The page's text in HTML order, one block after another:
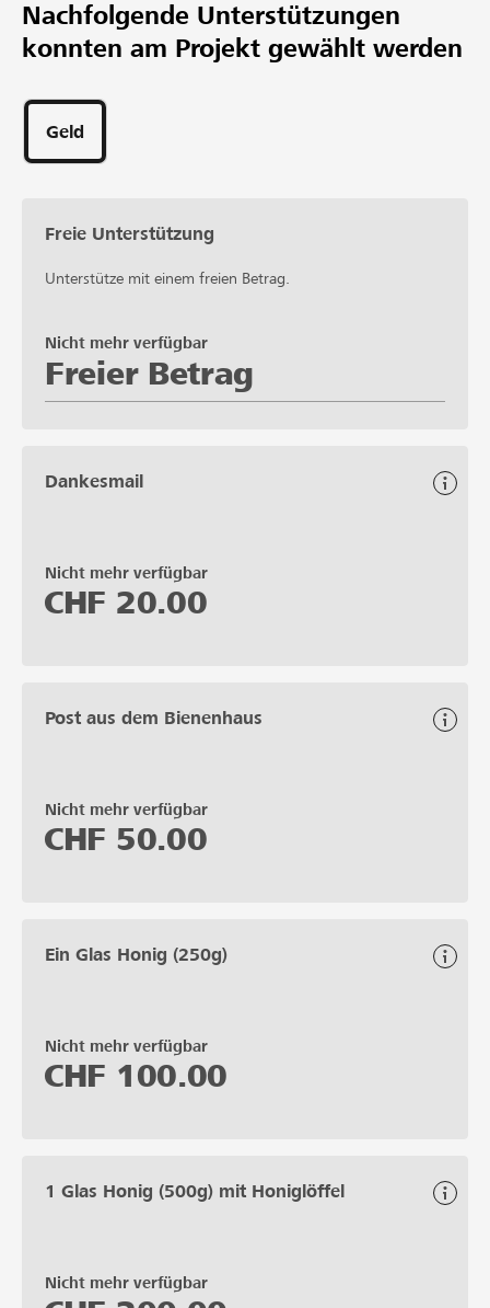
CHF 10’000
Wunschbetrag
Unterstützungen
Nachfolgende Unterstützungen
konnten am Projekt gewählt werden
Geld
Freie Unterstützung
Unterstütze mit einem freien Betrag.
Freier Betrag
Nicht mehr verfügbar
Dankesmail
Nicht mehr verfügbar
CHF 20.00
Post aus dem Bienenhaus
Nicht mehr verfügbar
CHF 50.00
Ein Glas Honig (250g)
Nicht mehr verfügbar
CHF 100.00
1 Glas Honig (500g) mit Honiglöffel
Nicht mehr verfügbar